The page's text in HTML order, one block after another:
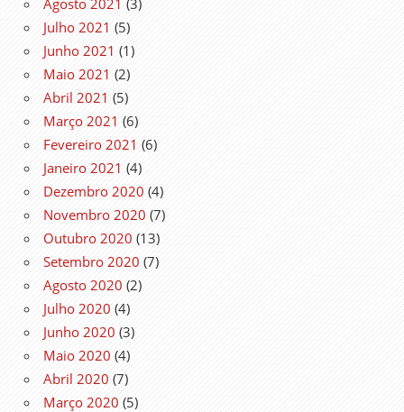
Julho 2021 (5)
Junho 2021 (1)
Maio 2021 (2)
Abril 2021 (5)
Março 2021 (6)
Fevereiro 2021 (6)
Janeiro 2021 (4)
Dezembro 2020 (4)
Novembro 2020 (7)
Outubro 2020 (13)
Setembro 2020 (7)
Agosto 2020 (2)
Julho 2020 (4)
Junho 2020 (3)
Maio 2020 (4)
Abril 2020 (7)
Março 2020 (5)